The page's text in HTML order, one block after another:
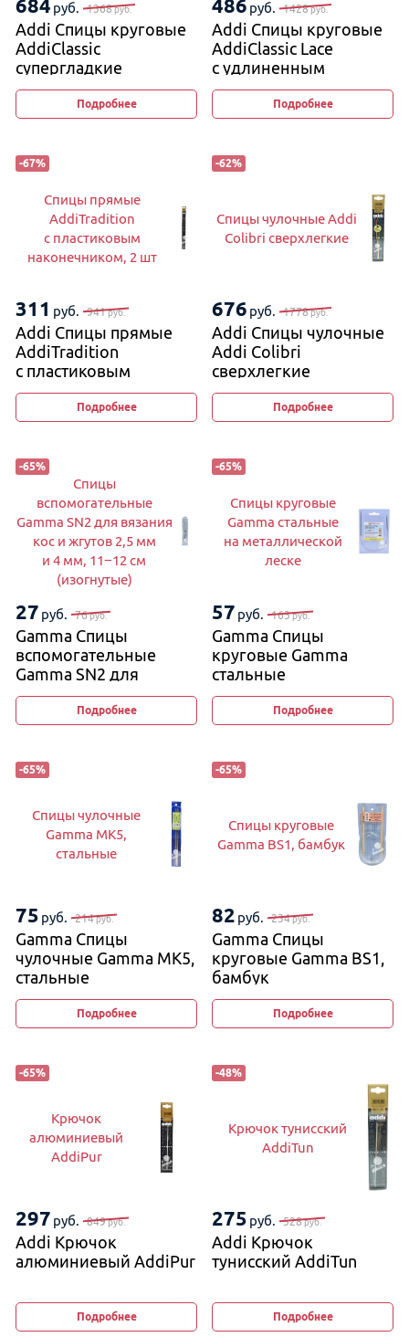
684 руб. 1368руб.
Addi Спицы круговые
AddiClassic
супергладкие
Подробнее
486 руб. 1428руб.
Addi Спицы круговые
AddiClassic Lace
с удлиненным
кончиком
Подробнее
-67%
Спицы прямые
AddiTradition
с пластиковым
наконечником, 2 шт
311 руб. 941руб.
Addi Спицы прямые
AddiTradition
с пластиковым
наконечником, 2 шт
Подробнее
-62%
Спицы чулочные Addi
Colibri сверхлегкие
676 руб. 1778руб.
Addi Спицы чулочные
Addi Colibri
сверхлегкие
Подробнее
-65%
Спицы
вспомогательные
Gamma SN2 для вязания
кос и жгутов 2,5 мм
и 4 мм, 11−12 см
(изогнутые)
27 руб. 76руб.
Gamma Спицы
вспомогательные
Gamma SN2 для
вязания кос и жгутов
2,5 мм и 4 мм, 11−12 см
Подробнее
-65%
Спицы круговые
Gamma стальные
на металлической
леске
57 руб. 163руб.
Gamma Спицы
круговые Gamma
стальные
на металлической
Подробнее
-65%
Спицы чулочные
Gamma MK5,
стальные
75 руб. 214руб.
Gamma Спицы
чулочные Gamma MK5,
стальные
Подробнее
-65%
Спицы круговые
Gamma BS1, бамбук
82 руб. 234руб.
Gamma Спицы
круговые Gamma BS1,
бамбук
Подробнее
-65%
Крючок
алюминиевый
AddiPur
297 руб. 849руб.
Addi Крючок
алюминиевый AddiPur
Подробнее
-48%
Крючок тунисский
AddiTun
275 руб. 528руб.
Addi Крючок
тунисский AddiTun
Подробнее